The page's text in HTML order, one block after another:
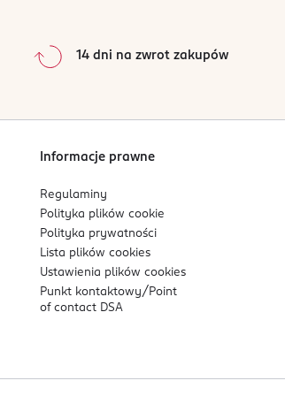
14 dni na zwrot zakupów
Informacje prawne
Regulaminy
Polityka plikówcookie
Polityka prywatności
Lista plikówcookies
Ustawienia plikówcookies
Punkt kontaktowy/ Point
of contact DSA